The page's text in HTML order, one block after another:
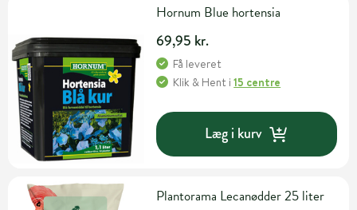
Hornum Blue hortensia
69,95 kr.
Få leveret
Klik & Hent i15 centre
Læg i kurv
Plantorama Lecanødder 25 liter